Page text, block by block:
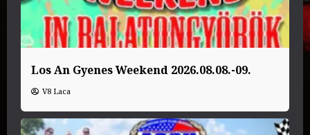
Los An Gyenes Weekend 2026.08.08.-09.
V8 Laca